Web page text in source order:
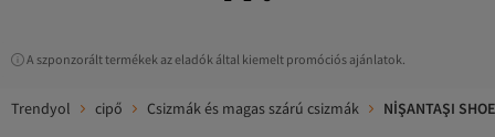
A szponzorált termékek az eladók által kiemelt promóciós ajánlatok.
Trendyol cipő Csizmák és magas szárú csizmák NİŞANTAŞI